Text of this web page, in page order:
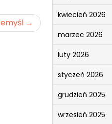
kwiecień 2026
marzec 2026
luty 2026
styczeń 2026
grudzień 2025
wrzesień 2025